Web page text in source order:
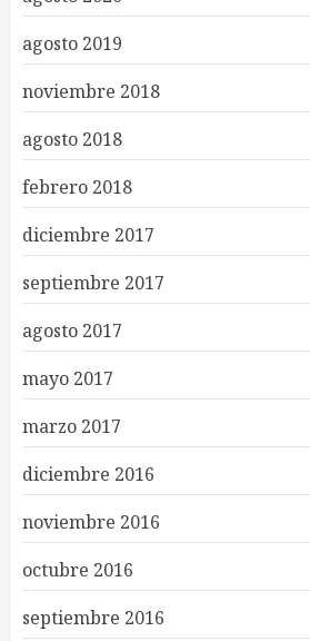
agosto 2019
noviembre 2018
agosto 2018
febrero 2018
diciembre 2017
septiembre 2017
agosto 2017
mayo 2017
marzo 2017
diciembre 2016
noviembre 2016
octubre 2016
septiembre 2016